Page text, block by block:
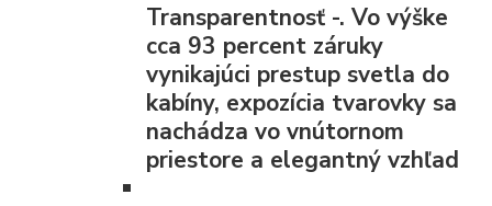
Transparentnosť -. Vo výške
cca 93 percent záruky
vynikajúci prestup svetla do
kabíny, expozícia tvarovky sa
nachádza vo vnútornom
priestore a elegantný vzhľad